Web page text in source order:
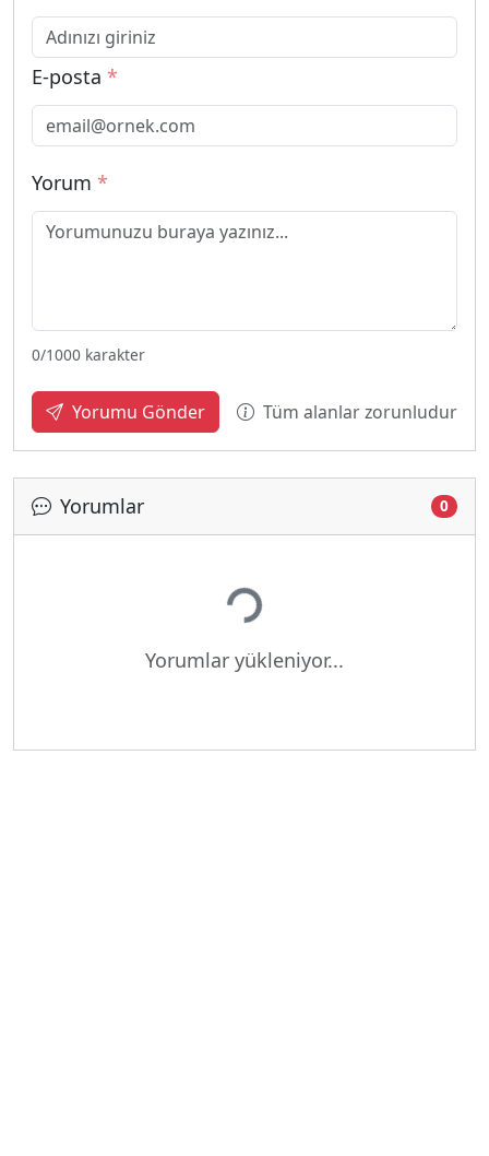
E-posta *
Yorum *
0/1000 karakter
Yorumu Gönder Tüm alanlar zorunludur
Yorumlar 0
Yükleniyor...
Yorumlar yükleniyor...